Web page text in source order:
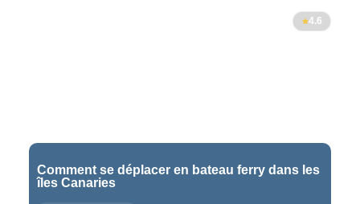
4.6
Comment se déplacer en bateau ferry dans les
îles Canaries